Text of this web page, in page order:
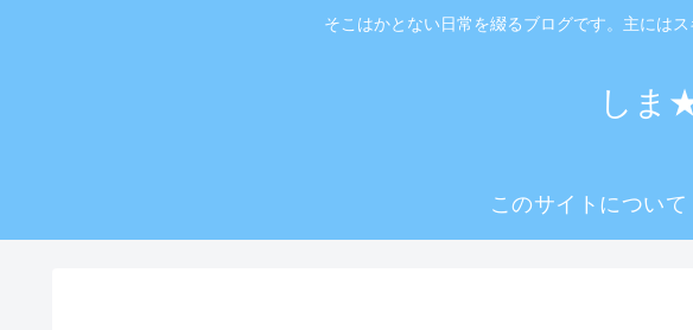
そこはかとない日常を綴るブログです。主には
しま
このサイトについて